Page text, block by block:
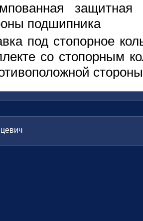
подшипника
под стопорное
со стопорным
стороны